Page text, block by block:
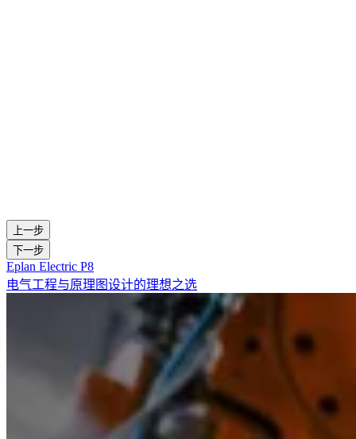
上一步
下一步
Eplan Electric P8
电气工程与原理图设计的理想之选